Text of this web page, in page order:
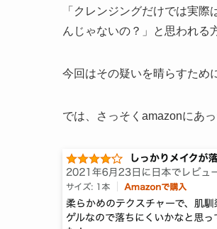
「クレンジングだけでは実
んじゃないの？」と思われる
今回はその疑いを晴らすため
では、さっそくamazonにあ